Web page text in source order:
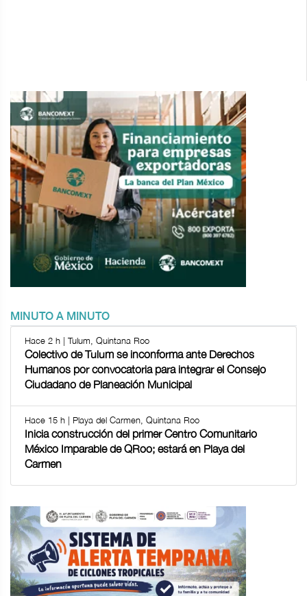
MINUTO A MINUTO
Hace 2 h | Tulum, Quintana Roo
Colectivo de Tulum se inconforma ante Derechos
Humanos por convocatoria para integrar el Consejo
Ciudadano de Planeación Municipal
Hace 15 h | Playa del Carmen, Quintana Roo
Inicia construcción del primer Centro Comunitario
México Imparable de QRoo; estará en Playa del
Carmen